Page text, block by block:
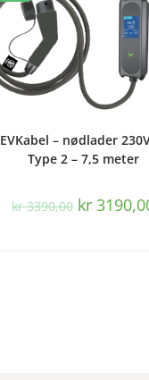
EVKabel – nødlader
Type 2 – 7,5 meter
kr3390,00 kr